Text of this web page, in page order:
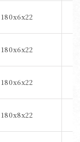
180x6x22
180x6x22
180x6x22
180x8x22